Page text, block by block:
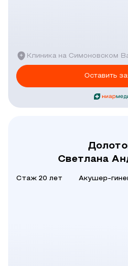
Клиника на Симоновском
Оставить
Светлана
Стаж 20 лет Акушер-